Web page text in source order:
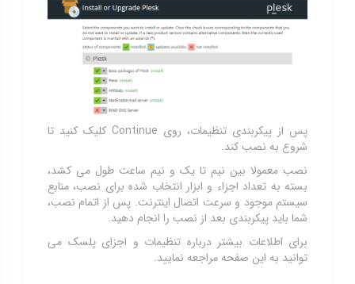
پس از پیکربندی تنظیمات، روی Continue کلیک کنید تا
شروع به نصب کند.
نصب معمولا بین نیم تا یک و نیم ساعت طول می کشد،
بسته به تعداد اجزاء و ابزار انتخاب شده برای نصب، منابع
سیستم موجود و سرعت اتصال اینترنت. پس از اتمام نصب،
شما باید پیکربندی بعد از نصب را انجام دهید.
برای اطلاعات بیشتر درباره تنظیمات و اجزای پلسک می
توانید به این صفحه مراجعه نمایید.